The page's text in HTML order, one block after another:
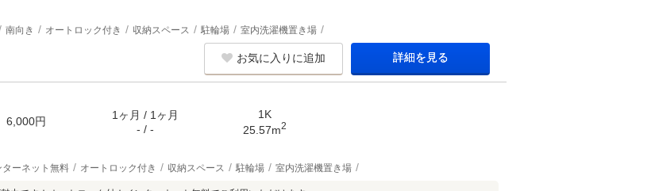
南向き オートロック付き 収納スペース 駐輪場 室内洗濯機置き場
お気に入りに追加 詳細を見る
6,000円
1ヶ月 / 1ヶ月
- / -
1K
25.57m2
ターネット無料 オートロック付き 収納スペース 駐輪場 室内洗濯機置き場